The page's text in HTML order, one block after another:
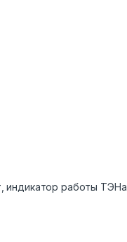
индикатор работы ТЭНа